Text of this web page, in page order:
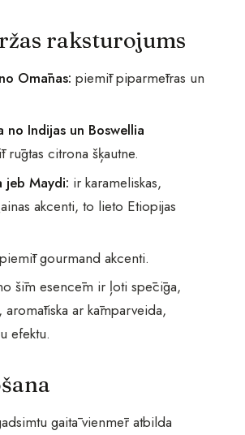
raksturojums
Omānas: piemīt piparmētras un
no Indijas un Boswellia
rūgtas citrona šķautne.
jeb Maydi: ir karameliskas,
akcenti, to lieto Etiopijas
piemīt gourmand akcenti.
šīm esencēm ir ļoti spēcīga,
aromātiska ar kāmparveida,
efektu.
gaitā vienmēr atbilda